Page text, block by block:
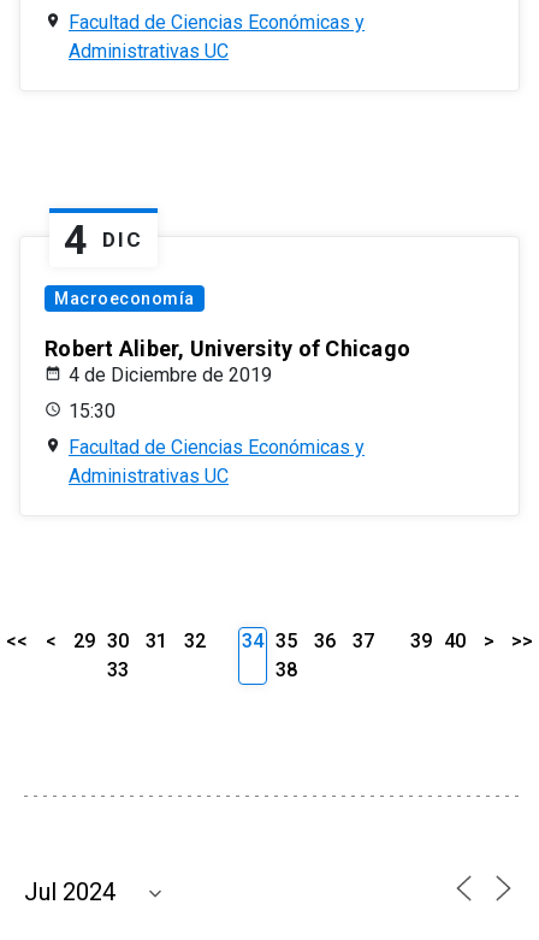
Facultad de Ciencias Económicas y
Administrativas UC
4 DIC
Macroeconomía
Robert Aliber, University of Chicago
4 de Diciembre de 2019
15:30
Facultad de Ciencias Económicas y
Administrativas UC
<< < 29 30 31
32
33
34 35 36
37
38
39 40 > >>